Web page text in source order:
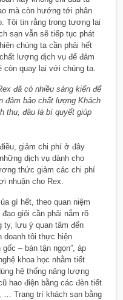
mà còn hướng tới phân
Tôi tin rằng trong tương lai
sạn vẫn sẽ tiếp tục phát
chúng ta cần phải hết
lượng dịch vụ để đảm
còn quay lại với chúng ta.
đã có nhiều sáng kiến để
đảm bảo chất lượng Khách
thu, đâu là bí quyết giúp
giảm chi phí ở đây
dịch vụ dành cho
thức giảm các chi phí
nhuận cho Rex.
gì hết, theo quan niệm
giỏi cần phải nắm rõ
ty, lưu ý quan tâm đến
doanh tôi thực hiện
– bán tận ngọn”, áp
khoa học nhằm tiết
hệ thống năng lượng
hao điện bằng các đèn tiết
… Trang trí khách sạn bằng